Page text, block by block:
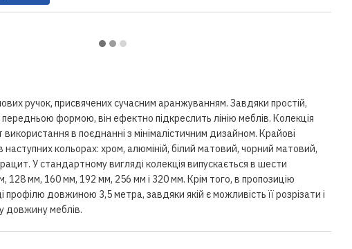
ручок, присвячених сучасним аранжуванням. Завдяки простій,
передньою формою, він ефектно підкреслить лінію меблів. Колекція
в поєднанні з мінімалістичним дизайном. Крайові
наступних кольорах: хром, алюміній, білий матовий, чорний матовий,
У стандартному вигляді колекція випускається в шести
128 мм, 160 мм, 192 мм, 256 мм і 320 мм. Крім того, в пропозицію
профілю довжиною 3,5 метра, завдяки якій є можливість її розрізати і
довжину меблів.